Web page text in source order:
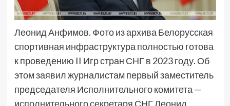
Леонид Анфимов. Фото из архива Белорусская
спортивная инфраструктура полностью готова
к проведению II Игр стран СНГ в 2023 году. Об
этом заявил журналистам первый заместитель
председателя Исполнительного комитета —
исполнительного секретаря СНГ Леонид